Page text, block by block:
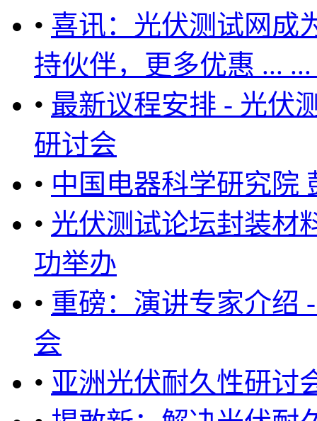
• 喜讯：光伏测试网成
持伙伴，更多优惠 ... ...
• 最新议程安排 - 光伏
研讨会
• 中国电器科学研究院
• 光伏测试论坛封装材
功举办
• 重磅：演讲专家介绍
会
• 亚洲光伏耐久性研讨